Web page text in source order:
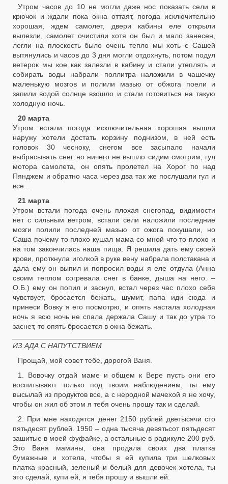
Утром часов до 10 не могли даже нос показать сели в
крючок и ждали пока окна оттаят, погода исключительно
хорошая, ждем самолет, двери кабины еле открыли
вылезли, самолет очистили хотя он был и мало занесен,
легли на плоскость было очень тепло мы хоть с Сашей
вытянулись и часов до 3 дня могли отдохнуть, потом подул
ветерок мы кое как залезли в кабину и стали утеплять и
собирать воды набрали поллитра наложили в чашечку
маленькую мозгов и полили мазью от обжога поели и
запили водой солнце взошло и стали готовиться на такую
холодную ночь.
20 марта
Утром встали погода исключительная хорошая вышли
наружу хотели достать корзину поднизом, в ней есть
головок 30 чесноку, снегом все засыпало начали
выбрасывать снег но ничего не вышло сидим смотрим, гул
мотора самолета, он опять пролетел на Хорог по над
Пянджем и обратно часа через два так же послушали гул и
все...
21 марта
Утром встали погода очень плохая снегопад, видимости
нет с сильным ветром, встали сели наложили последние
мозги полили последней мазью от ожога покушали, но
Саша почему то плохо кушал мама со мной что то плохо и
на том закончилась наша пища. Я решила дать ему своей
крови, проткнула иголкой в руке вену набрала полстакана и
дала ему он выпил и попросил воды я еле отдула (Анна
своим теплом согревала снег в банке, дыша на него. –
О.Б.) ему он попил и заснул, встал через час плохо себя
чувствует, бросается бежать, шумит, папа иди сюда и
принеси Вовку я его посмотрю, и опять настала холодная
ночь я всю ночь не спала держала Сашу и так до утра то
заснет, то опять бросается в окна бежать.
ИЗ АДА С НАПУТСТВИЕМ
Прощай, мой совет тебе, дорогой Ваня.
1. Вовочку отдай маме и общем к Вере пусть они его
воспитывают только под твоим наблюдением, ты ему
высылай из продуктов все, а с неродной мачехой я не хочу,
чтобы он жил об этом я тебя очень прошу так и сделай.
2. При мне находятся денег 2150 рублей дветысячи сто
пятьдесят рублей. 1950 – одна тысяча девятьсот пятьдесят
зашитые в моей фуфайке, а остальные в радикуле 200 руб.
Это Ваня мамины, она продала своих два платка
бумажные и хотела, чтобы я ей купила три шелковых
платка красный, зеленый и белый для девочек хотела, ты
это сделай, купи ей, я тебя прошу и вышли ей.